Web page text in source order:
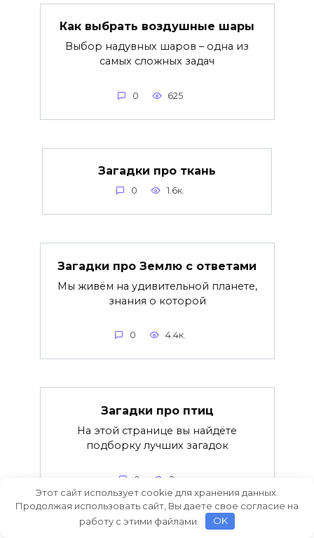
Как выбрать воздушные шары
Выбор надувных шаров – одна из
самых сложных задач
0 625
Загадки про ткань
0 1.6к.
Загадки про Землю с ответами
Мы живём на удивительной планете,
знания о которой
0 4.4к.
Загадки про птиц
На этой странице вы найдёте
подборку лучших загадок
0 2к.
Этот сайт использует cookie для хранения данных.
Продолжая использовать сайт, Вы даете свое согласие на
работу с этими файлами.
OK